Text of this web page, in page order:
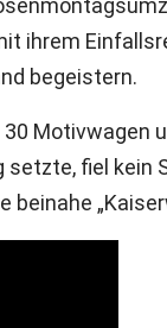
ihrem
begeistern.
Motivwagen
fiel kein
beinahe